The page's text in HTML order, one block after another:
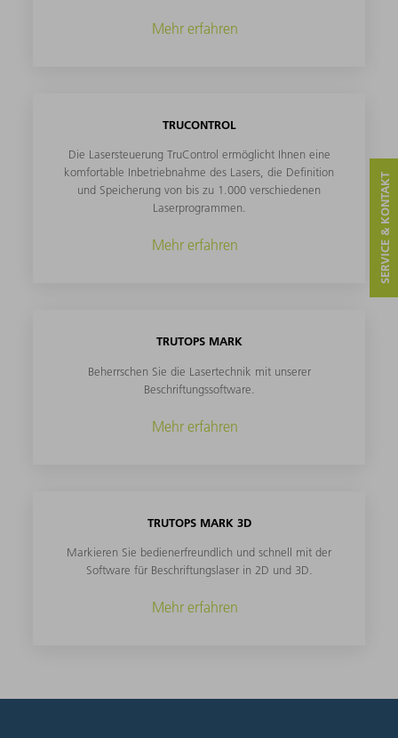
Mehr erfahren
TRUCONTROL
Die Lasersteuerung TruControl ermöglicht Ihnen eine
komfortable Inbetriebnahme des Lasers, die Definition
und Speicherung von bis zu 1.000 verschiedenen
Laserprogrammen.
Mehr erfahren
TRUTOPS MARK
Beherrschen Sie die Lasertechnik mit unserer
Beschriftungssoftware.
Mehr erfahren
TRUTOPS MARK 3D
Markieren Sie bedienerfreundlich und schnell mit der
Software für Beschriftungslaser in 2D und 3D.
Mehr erfahren
SERVICE & KONTAKT